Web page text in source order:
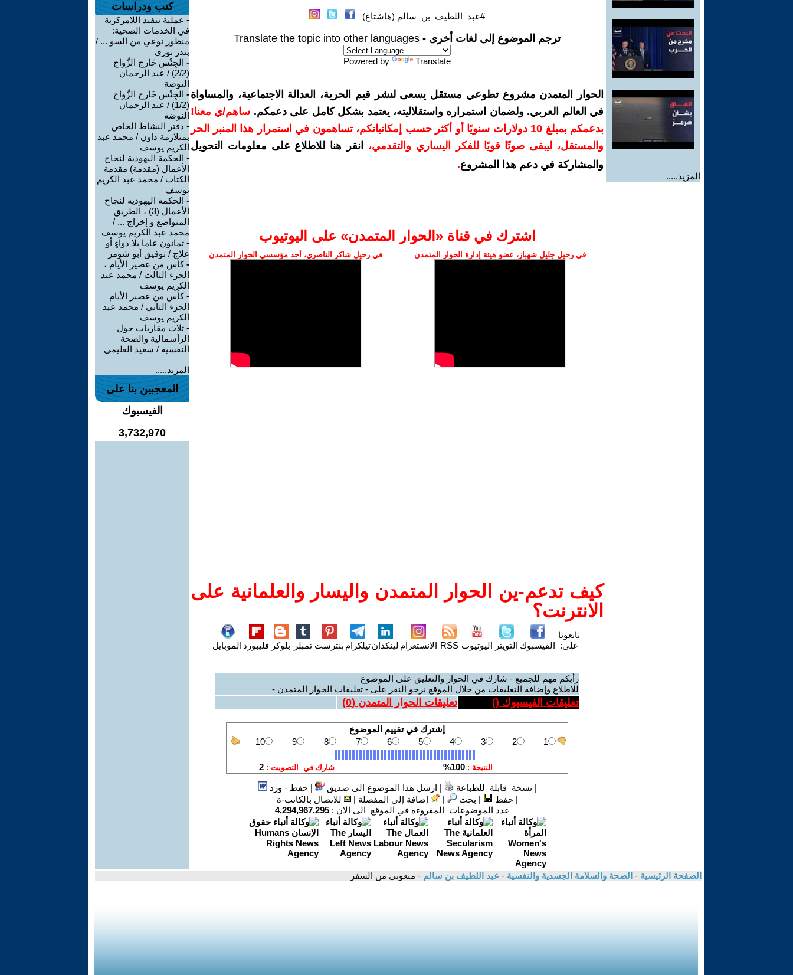
المزيد.....
#عبد_اللطيف_بن_سالم (هاشتاغ)
ترجم الموضوع إلى لغات أخرى - Translate the topic into other languages
Powered by Translate
الحوار المتمدن مشروع تطوعي مستقل يسعى لنشر قيم الحرية، العدالة الاجتماعية، والمساواة
في العالم العربي. ولضمان استمراره واستقلاليته، يعتمد بشكل كامل على دعمكم. ساهم/ي معنا!
بدعمكم بمبلغ 10 دولارات سنويًا أو أكثر حسب إمكانياتكم، تساهمون في استمرار هذا المنبر الحر
والمستقل، ليبقى صوتًا قويًا للفكر اليساري والتقدمي،
انقر هنا للاطلاع على معلومات التحويل
والمشاركة في دعم هذا المشروع.
اشترك في قناة ‫«الحوار المتمدن» على اليوتيوب
في رحيل جليل شهباز، عضو هيئة إدارة الحوار المتمدن في رحيل شاكر الناصري، أحد مؤسسي الحوار المتمدن
كيف تدعم-ين الحوار المتمدن واليسار والعلمانية على
الانترنت؟
تابعونا
على: الفيسبوك التويتر اليوتيوب RSS الانستغرام لينكدإنتيلكرام بنترست تمبلر بلوكر فليبورد الموبايل
رأيكم مهم للجميع - شارك في الحوار والتعليق على الموضوع
للاطلاع وإضافة التعليقات من خلال الموقع نرجو النقر على - تعليقات الحوار المتمدن -
تعليقات الفيسبوك () تعليقات الحوار المتمدن (0
)
| نسخة قابلة للطباعة | ارسل هذا الموضوع الى صديق |حفظ - ورد
|حفظ | بحث | إضافة إلى المفضلة |
للاتصال بالكاتب-ة
عدد الموضوعات المقروءة في الموقع الى الان : 4,294,967,295
كتب ودراسات
- عملية تنفيذ اللامركزية
في الخدمات الصحية:
منظور نوعي من السو ... /
بندر نوري
- الجِنْس خَارج الزَّواج
(2/2) / عبد الرحمان
النوضة
- الجِنْس خَارج الزَّواج
(1/2) / عبد الرحمان
النوضة
- دفتر النشاط الخاص
بمتلازمة داون / محمد عبد
الكريم يوسف
- الحكمة اليهودية لنجاح
الأعمال (مقدمة) مقدمة
الكتاب / محمد عبد الكريم
يوسف
- الحكمة اليهودية لنجاح
الأعمال (3) ، الطريق
المتواضع و إخراج ... /
محمد عبد الكريم يوسف
- ثمانون عاما بلا دواءٍ أو
علاج / توفيق أبو شومر
-كأس من عصير الأيام ،
الجزء الثالث / محمد عبد
الكريم يوسف
-كأس من عصير الأيام
الجزء الثاني / محمد عبد
الكريم يوسف
- ثلاث مقاربات حول
الرأسمالية والصحة
النفسية / سعيد العليمى
المزيد.....
المعجبين بنا على
الفيسبوك
3,732,970
الصفحة الرئيسية - الصحة والسلامة الجسدية والنفسية - عبد اللطيف بن سالم - منعوني من السفر